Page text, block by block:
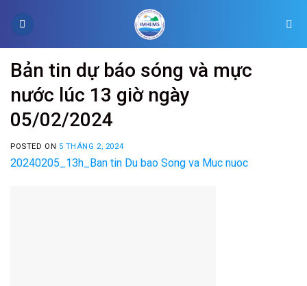
Bản tin dự báo sóng và mực
nước lúc 13 giờ ngày
05/02/2024
POSTED ON 5 THÁNG 2, 2024
20240205_13h_Ban tin Du bao Song va Muc nuoc